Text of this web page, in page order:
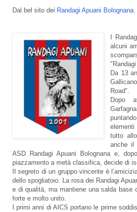
Dal bel sito dei Randagi Apuani Bolognana.
I
alcuni
Da 13
Road".
Dopo
tutto
anche il
ASD Randagi Apuani Bolognana e,
piazzamento a metà classifica, decide di
Il segreto di un gruppo vincente è
dello spogliatoio. La rosa dei Randagi
e di qualità, ma mantiene una salda base
forte e molto unito.
I primi anni di AICS portano le prime